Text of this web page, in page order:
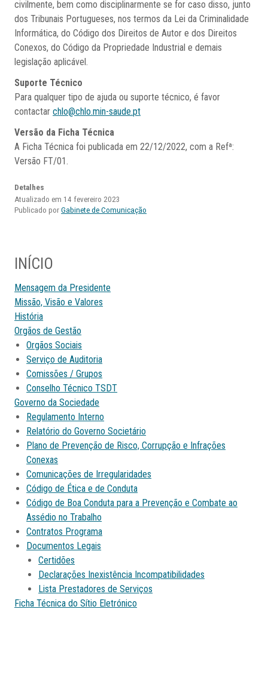
civilmente, bem como disciplinarmente se for caso disso, junto
dos Tribunais Portugueses, nos termos da Lei da Criminalidade
Informática, do Código dos Direitos de Autor e dos Direitos
Conexos, do Código da Propriedade Industrial e demais
legislação aplicável.
Suporte Técnico
Para qualquer tipo de ajuda ou suporte técnico, é favor
contactarchlo@chlo.min-saude.pt
Versão da Ficha Técnica
A Ficha Técnica foi publicada em 22/12/2022, com a Refª:
Versão FT/01.
Detalhes
Atualizado em 14 fevereiro 2023
Publicado porGabinete de Comunicação
INÍCIO
Mensagem da Presidente
Missão, Visão e Valores
História
Orgãos de Gestão
Orgãos Sociais
Serviço de Auditoria
Comissões / Grupos
Conselho Técnico TSDT
Governo da Sociedade
Regulamento Interno
Relatório do Governo Societário
Plano de Prevenção de Risco, Corrupção e Infrações
Conexas
Comunicações de Irregularidades
Código de Ética e de Conduta
Código de Boa Conduta para a Prevenção e Combate ao
Assédio no Trabalho
Contratos Programa
Documentos Legais
Certidões
Declarações Inexistência Incompatibilidades
Lista Prestadores de Serviços
Ficha Técnica do Sítio Eletrónico